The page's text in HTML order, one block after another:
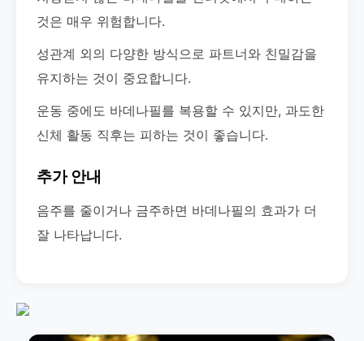
것은 매우 위험합니다.
성관계 외의 다양한 방식으로 파트너와 친밀감을
유지하는 것이 중요합니다.
운동 중에도 바데나필를 복용할 수 있지만, 과도한
신체 활동 직후는 피하는 것이 좋습니다.
추가 안내
음주를 줄이거나 금주하면 바데나필의 효과가 더
잘 나타납니다.